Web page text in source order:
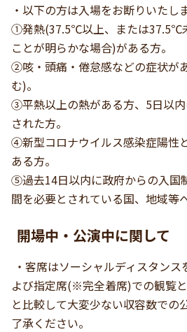
・以下の方は入場をお断りいたしま
①発熱(37.5℃以上、または37.5℃
ことが明らかな場合)がある方。
②咳・頭痛・倦怠感などの症状が
む)。
③平熱以上の熱がある方、5日以
された方。
④新型コロナウイルス感染症陽性
ある方。
⑤過去14日以内に政府からの入国
間を必要とされている国、地域等
開場中・公演中に関して
・客席はソーシャルディスタン
よび指定席(※完全着席)での観覧
と比較して大変少ない収容数での
了承ください。